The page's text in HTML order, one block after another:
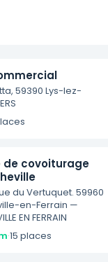
59390 Lys-lez-
de covoiturage
du Vertuquet. 59960
en-Ferrain —
EN FERRAIN
·15 places